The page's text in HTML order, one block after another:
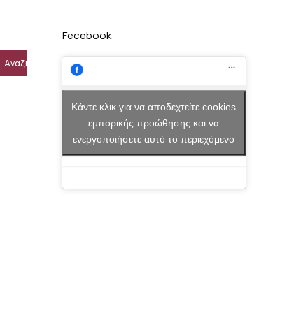
Αναζήτηση
Fecebook
Κάντε κλικ για να αποδεχτείτε cookies
εμπορικής προώθησης και να
ενεργοποιήσετε αυτό το περιεχόμενο